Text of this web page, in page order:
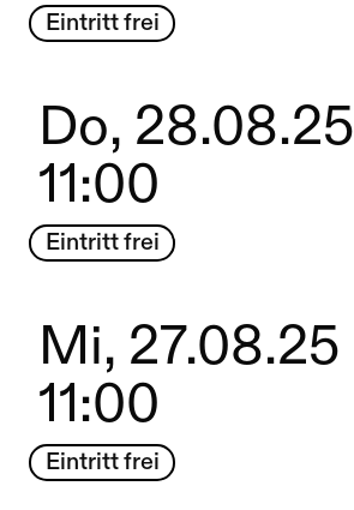
Eintritt frei
Do, 28.08.25
11:00
Eintritt frei
Mi, 27.08.25
11:00
Eintritt frei